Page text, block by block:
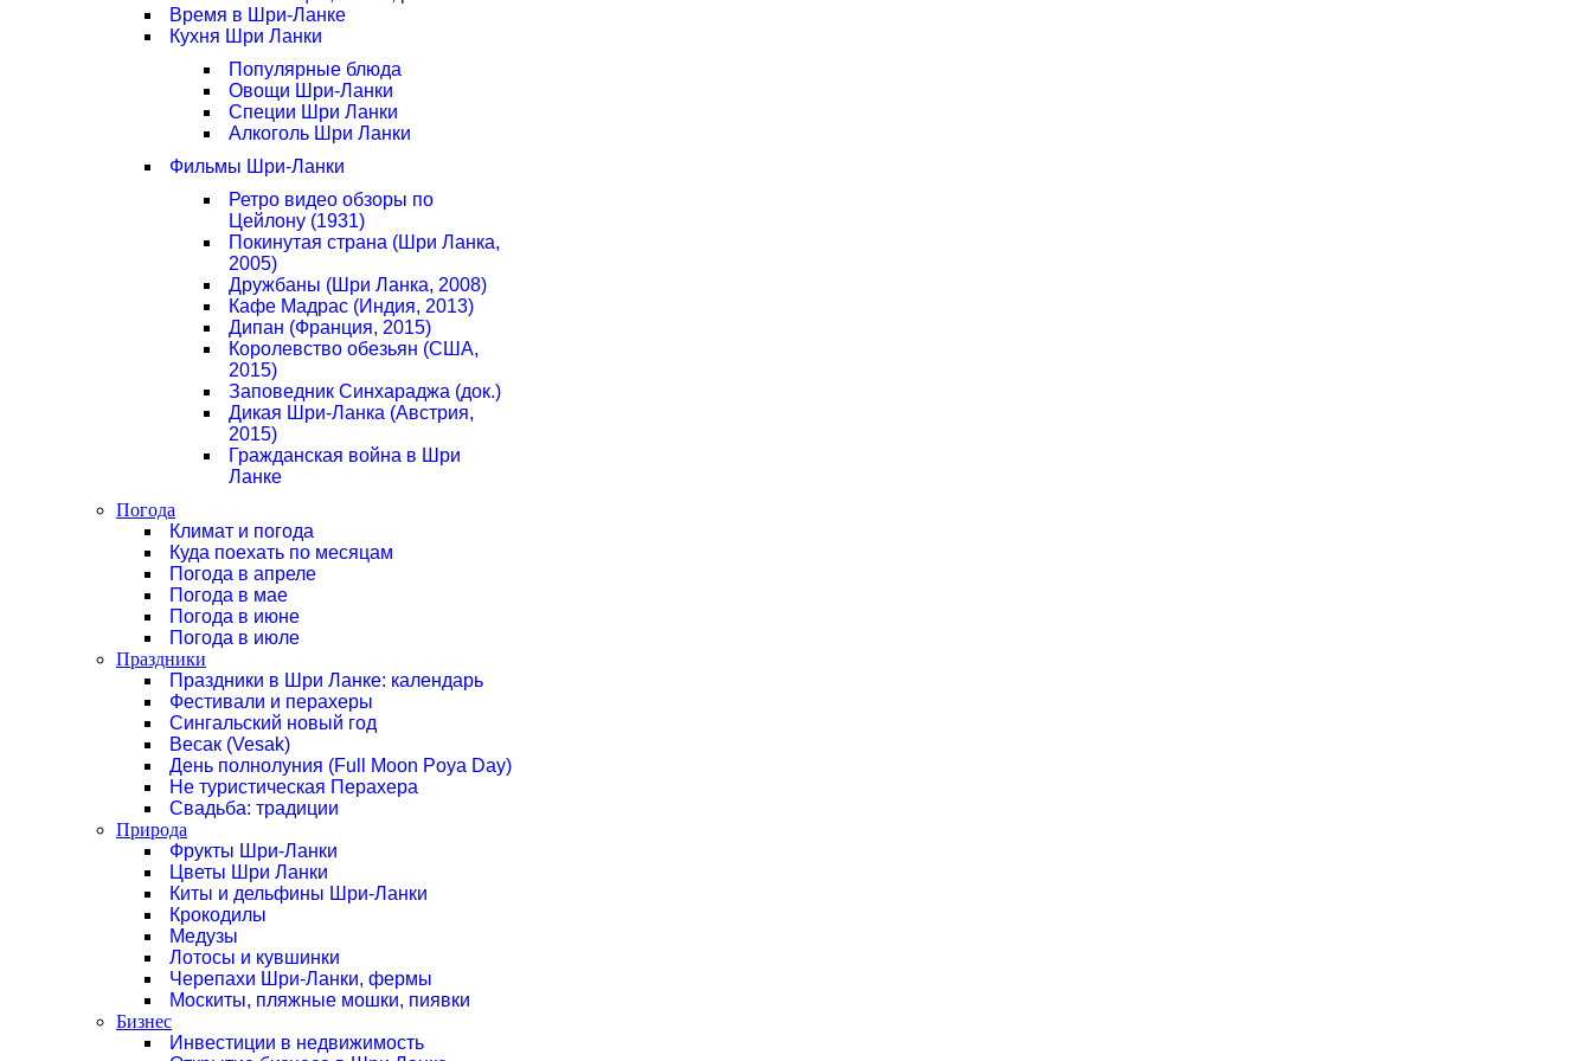
Время в Шри-Ланке
Кухня Шри Ланки
Популярные блюда
Овощи Шри-Ланки
Специи Шри Ланки
Алкоголь Шри Ланки
Фильмы Шри-Ланки
Ретро видео обзоры по
Цейлону (1931)
Покинутая страна (Шри Ланка,
2005)
Дружбаны (Шри Ланка, 2008)
Кафе Мадрас (Индия, 2013)
Дипан (Франция, 2015)
Королевство обезьян (США,
2015)
Заповедник Синхараджа (док.)
Дикая Шри-Ланка (Австрия,
2015)
Гражданская война в Шри
Ланке
Погода
Климат и погода
Куда поехать по месяцам
Погода в апреле
Погода в мае
Погода в июне
Погода в июле
Праздники
Праздники в Шри Ланке: календарь
Фестивали и перахеры
Сингальский новый год
Весак (Vesak)
День полнолуния (Full Moon Poya Day)
Не туристическая Перахера
Свадьба: традиции
Природа
Фрукты Шри-Ланки
Цветы Шри Ланки
Киты и дельфины Шри-Ланки
Крокодилы
Медузы
Лотосы и кувшинки
Черепахи Шри-Ланки, фермы
Москиты, пляжные мошки, пиявки
Бизнес
Инвестиции в недвижимость